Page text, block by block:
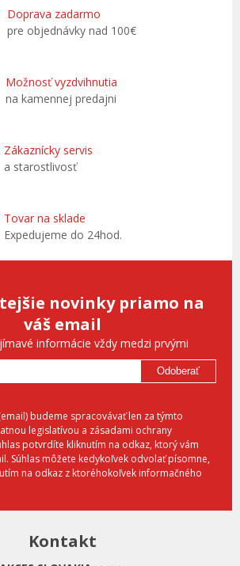
Doprava zadarmo
pre objednávky nad 100€
Možnosť vyzdvihnutia
na kamennej predajni
Zákaznícky servis
a starostlivosť
Tovar na sklade
Expedujeme do 24hod.
novinky priamo na
váš email
informácie vždy medzi prvými
Odoberať
budeme spracovávať len za týmto
legislatívou a zásadami ochrany
potvrdíte kliknutím na odkaz, ktorý vám
Súhlas môžete kedykoľvek odvolať písomne,
na odkaz z ktoréhokoľvek informačného
Kontakt